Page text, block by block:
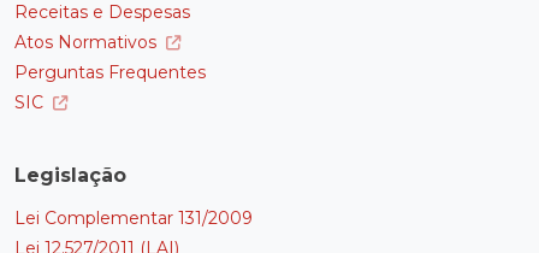
Receitas e Despesas
Atos Normativos
Perguntas Frequentes
SIC
Legislação
Lei Complementar 131/2009
Lei 12.527/2011 (LAI)